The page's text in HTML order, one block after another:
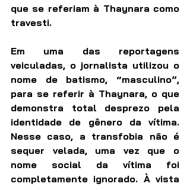
que se referiam à Thaynara como
travesti.
Em uma das reportagens
veiculadas, o jornalista utilizou o
nome de batismo, “masculino”,
para se referir à Thaynara, o que
demonstra total desprezo pela
identidade de gênero da vítima.
Nesse caso, a transfobia não é
sequer velada, uma vez que o
nome social da vítima foi
completamente ignorado. À vista